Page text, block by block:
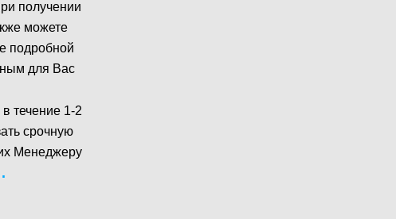
получении
можете
подробной
для Вас
течение 1-2
срочную
Менеджеру